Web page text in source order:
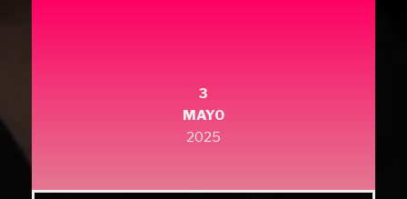
3
MAYO
2025